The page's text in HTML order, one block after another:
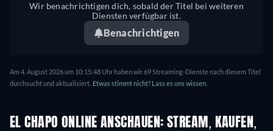
Wir benachrichtigen dich, sobald der Titel bei weiteren
Diensten verfügbar ist.
Benachrichtigen
Am 4. August 2026 um 10:15:48 Uhr haben wir 69 Streaming-Dienste nach diesem Titel
durchsucht und aktualisiert. Etwas stimmt nicht? Lass es uns wissen.
EL CHAPO ONLINE ANSCHAUEN: STREAM, KAUFEN,